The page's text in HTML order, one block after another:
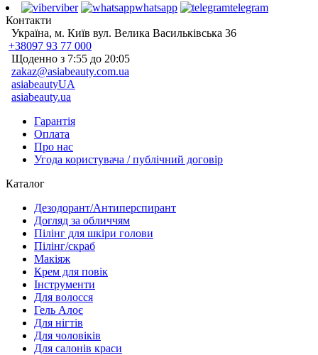
viber whatsapp
telegram
Контакти
Україна, м. Київ вул. Велика Васильківська 36
+38097 93 77 000
Щоденно з 7:55 до 20:05
zakaz@asiabeauty.com.ua
asiabeautyUA
asiabeauty.ua
Гарантія
Оплата
Про нас
Угода користувача / публічний договір
Каталог
Дезодорант/Антиперспирант
Догляд за обличчям
Пілінг для шкіри голови
Пілінг/скраб
Макіяж
Крем для повік
Інструменти
Для волосся
Гель Алоє
Для нігтів
Для чоловіків
Для салонів краси